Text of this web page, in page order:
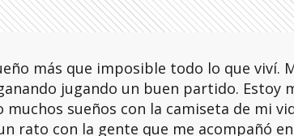
más que imposible todo lo que viví.
jugando un buen partido. Estoy
muchos sueños con la camiseta de mi
rato con la gente que me acompañó